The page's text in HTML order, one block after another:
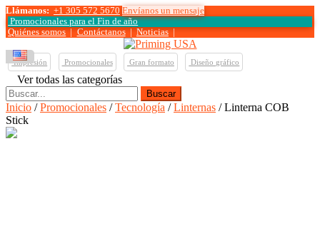
Llámanos: +1 305 572 5670 Envíanos un mensaje
Promocionales para elFin de año
Quiénes somos
Contáctanos Noticias
Impresión Promocionales Gran formato Diseño gráfico
Ver todas las categorías
Buscar:
Inicio /Promocionales /Tecnología /Linternas / Linterna COB
Stick